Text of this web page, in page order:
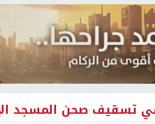
في تسقيف صحن المسجد